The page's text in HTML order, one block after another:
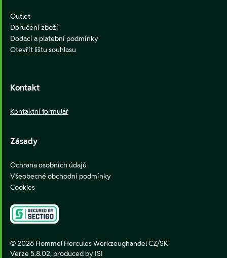
Outlet
Doručení zboží
Dodací a platební podmínky
Otevřít lištu souhlasu
Kontakt
Kontaktní formulář
Zásady
Ochrana osobních údajů
Všeobecné obchodní podmínky
Cookies
© 2026 Hommel Hercules Werkzeughandel CZ/SK
Verze 5.8.02, produced by ISI